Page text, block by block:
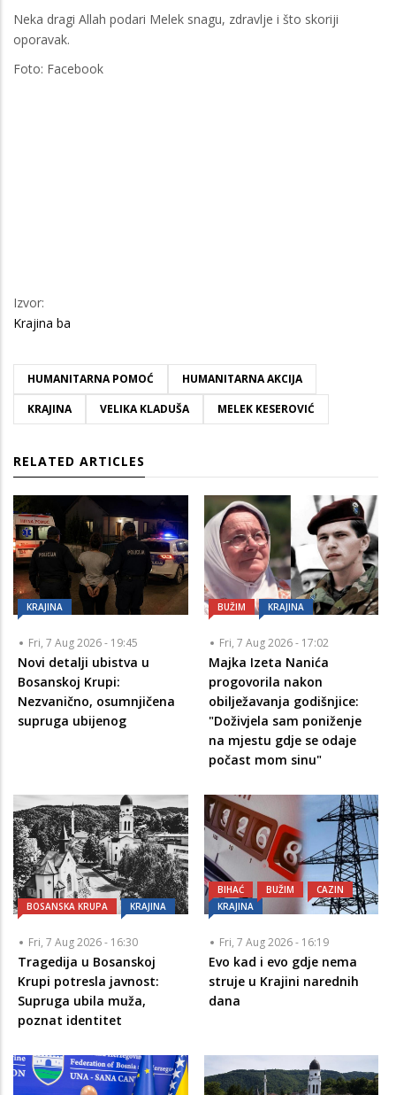
Neka dragi Allah podari Melek snagu, zdravlje i što skoriji
oporavak.
Foto: Facebook
Izvor:
Krajina ba
HUMANITARNA POMOĆ
HUMANITARNA AKCIJA
KRAJINA
VELIKA KLADUŠA MELEK KESEROVIĆ
RELATED ARTICLES
KRAJINA
Fri, 7 Aug 2026 - 19:45
Novi detalji ubistva u
Bosanskoj Krupi:
Nezvanično, osumnjičena
supruga ubijenog
BUŽIM KRAJINA
Fri, 7 Aug 2026 - 17:02
Majka Izeta Nanića
progovorila nakon
obilježavanja godišnjice:
"Doživjela sam poniženje
na mjestu gdje se odaje
počast mom sinu"
BOSANSKA KRUPA KRAJINA
Fri, 7 Aug 2026 - 16:30
Tragedija u Bosanskoj
Krupi potresla javnost:
Supruga ubila muža,
poznat identitet
BIHAĆ BUŽIM
CAZIN
KRAJINA
Fri, 7 Aug 2026 - 16:19
Evo kad i evo gdje nema
struje u Krajini narednih
dana